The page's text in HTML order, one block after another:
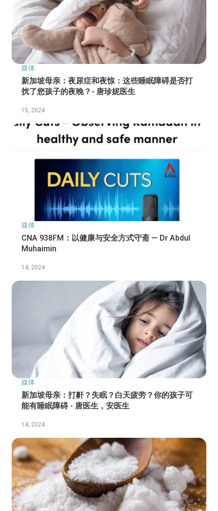
媒体
新加坡母亲：夜尿症和夜惊：这些睡眠障碍是否打
扰了您孩子的夜晚？- 唐珍妮医生
15, 2024
媒体
CNA 938FM：以健康与安全方式守斋 — Dr Abdul
Muhaimin
14, 2024
媒体
新加坡母亲：打鼾？失眠？白天疲劳？你的孩子可
能有睡眠障碍 - 唐医生，安医生
14, 2024